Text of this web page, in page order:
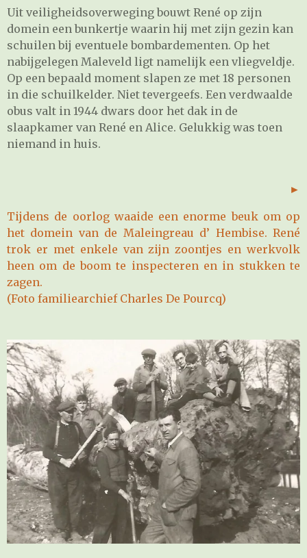
Uit veiligheidsoverweging bouwt René op zijn
domein een bunkertje waarin hij met zijn gezin kan
schuilen bij eventuele bombardementen. Op het
nabijgelegen Maleveld ligt namelijk een vliegveldje.
Op een bepaald moment slapen ze met 18 personen
in die schuilkelder. Niet tevergeefs. Een verdwaalde
obus valt in 1944 dwars door het dak in de
slaapkamer van René en Alice. Gelukkig was toen
niemand in huis.
►
Tijdens de oorlog waaide een enorme beuk om op
het domein van de Maleingreau d’ Hembise. René
trok er met enkele van zijn zoontjes en werkvolk
heen om de boom te inspecteren en in stukken te
zagen.
(Foto familiearchief Charles De Pourcq)